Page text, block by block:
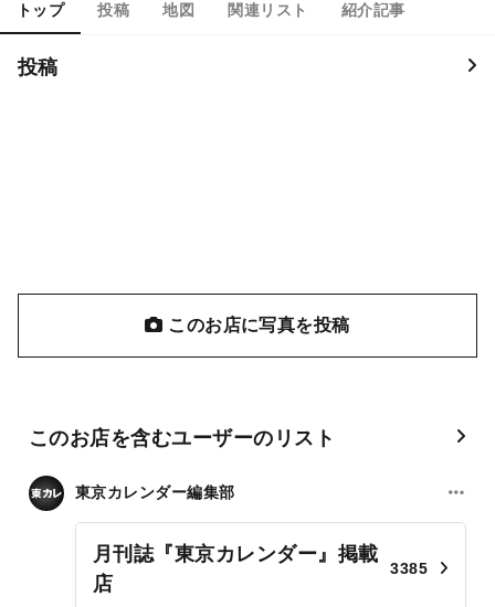
トップ 投稿 地図 関連リスト 紹介記事
投稿
このお店に写真を投稿
このお店を含むユーザーのリスト
東京カレンダー編集部
月刊誌『東京カレンダー』掲載
店
3385